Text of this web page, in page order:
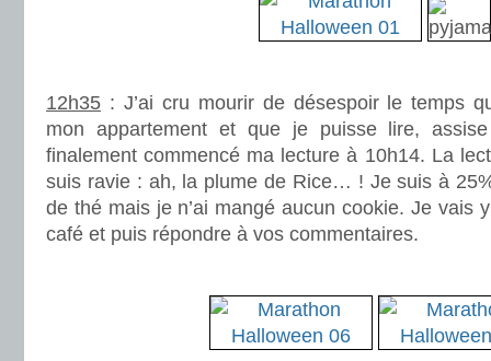
12h35 : J’ai cru mourir de désespoir le temps
mon appartement et que je puisse lire,
finalement commencé ma lecture à 10h14. La
suis ravie : ah, la plume de Rice… ! Je suis à
de thé mais je n’ai mangé aucun cookie. Je vais
café et puis répondre à vos commentaires.